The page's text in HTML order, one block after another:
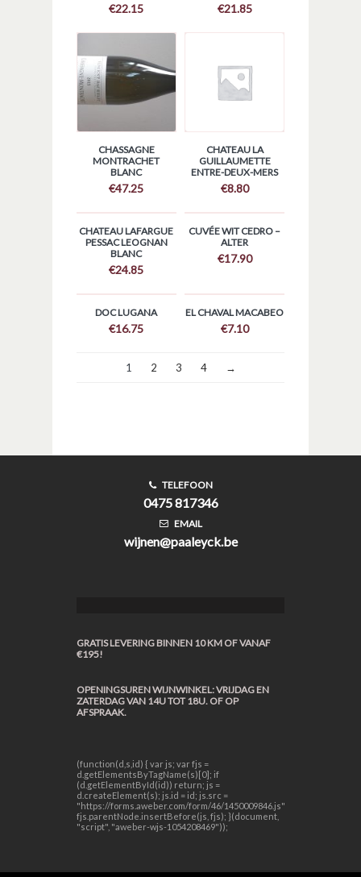
€22.15 €21.85
CHASSAGNE
MONTRACHET
BLANC
€47.25
CHATEAU LA
GUILLAUMETTE
ENTRE-DEUX-MERS
€8.80
CHATEAU LAFARGUE
PESSAC LEOGNAN
BLANC
€24.85
CUVÉE WIT CEDRO –
ALTER
€17.90
DOC LUGANA
€16.75
EL CHAVAL MACABEO
€7.10
1 2 3 4 →
TELEFOON
0475 817346
EMAIL
wijnen@paaleyck.be
GRATIS LEVERING BINNEN 10 KM OF VANAF
€195!
OPENINGSUREN WIJNWINKEL: VRIJDAG EN
ZATERDAG VAN 14U TOT 18U. OF OP
AFSPRAAK.
(function(d,s,id) { var js; var fjs =
d.getElementsByTagName(s)[0]; if
(d.getElementById(id)) return; js =
d.createElement(s); js.id = id; js.src =
"https://forms.aweber.com/form/46/1450009846.js";
fjs.parentNode.insertBefore(js, fjs); }(document,
"script", "aweber-wjs-1054208469"));